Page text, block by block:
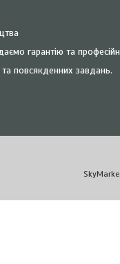
гарантію та
повсякденних завдань.